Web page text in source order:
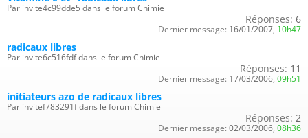
Par invite4c99dde5 dans le forum Chimie
Réponses: 6
Dernier message: 16/01/2007, 10h47
radicaux libres
Par invite6c516fdf dans le forum Chimie
Réponses: 11
Dernier message: 17/03/2006, 09h51
initiateurs azo de radicaux libres
Par invitef783291f dans le forum Chimie
Réponses: 2
Dernier message: 02/03/2006, 08h36